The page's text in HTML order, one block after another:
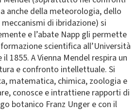
anche della meteorologia, dello
di ibridazione) si
e l’abate Napp gli permette
scientifica all’Università
1855. A Vienna Mendel respira un
e confronto intellettuale. Si
matematica, chimica, zoologia e
conosce e intrattiene rapporti di
botanico Franz Unger e con il